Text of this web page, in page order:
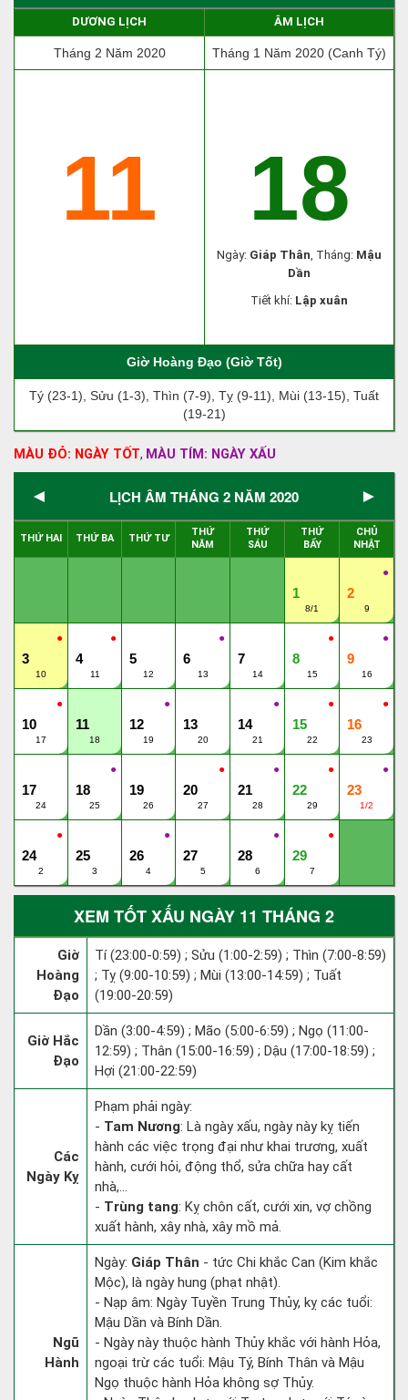
DƯƠNG LỊCH ÂM LỊCH
Tháng 2 Năm 2020 Tháng 1 Năm 2020 (Canh Tý)
11 18
Ngày: Giáp Thân, Tháng: Mậu
Dần
Tiết khí: Lập xuân
Giờ Hoàng Đạo (Giờ Tốt)
Tý (23-1), Sửu (1-3), Thìn (7-9), Tỵ (9-11), Mùi (13-15), Tuất
(19-21)
MÀU ĐỎ: NGÀY TỐT, MÀU TÍM: NGÀY XẤU
◄ LỊCH ÂM THÁNG 2 NĂM 2020 ►
THỨ HAI THỨ BA THỨ TƯ
THỨ
NĂM
THỨ
SÁU
THỨ
BẨY
CHỦ
NHẬT
1
8/1
●
2
9
●
3
10
●
4
11
5
12
●
6
13
7
14
●
8
15
●
9
16
●
10
17
11
18
●
12
19
13
20
●
14
21
●
15
22
●
16
23
17
24
●
18
25
19
26
●
20
27
●
21
28
●
22
29
●
23
1/2
●
24
2
25
3
●
26
4
27
5
●
28
6
●
29
7
XEM TỐT XẤU NGÀY 11 THÁNG 2
Giờ
Hoàng
Đạo
Tí (23:00-0:59) ; Sửu (1:00-2:59) ; Thìn (7:00-8:59)
; Tỵ (9:00-10:59) ; Mùi (13:00-14:59) ; Tuất
(19:00-20:59)
Giờ Hắc
Đạo
Dần (3:00-4:59) ; Mão (5:00-6:59) ; Ngọ (11:00-
12:59) ; Thân (15:00-16:59) ; Dậu (17:00-18:59) ;
Hợi (21:00-22:59)
Các
Ngày Kỵ
Phạm phải ngày:
- Tam Nương: Là ngày xấu, ngày này kỵ tiến
hành các việc trọng đại như khai trương, xuất
hành, cưới hỏi, động thổ, sửa chữa hay cất
nhà,...
- Trùng tang: Kỵ chôn cất, cưới xin, vợ chồng
xuất hành, xây nhà, xây mồ mả.
Ngũ
Hành
Ngày: Giáp Thân - tức Chi khắc Can (Kim khắc
Mộc), là ngày hung (phạt nhật).
- Nạp âm: Ngày Tuyền Trung Thủy, kỵ các tuổi:
Mậu Dần và Bính Dần.
- Ngày này thuộc hành Thủy khắc với hành Hỏa,
ngoại trừ các tuổi: Mậu Tý, Bính Thân và Mậu
Ngọ thuộc hành Hỏa không sợ Thủy.